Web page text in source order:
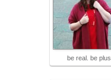
be real. be plus.